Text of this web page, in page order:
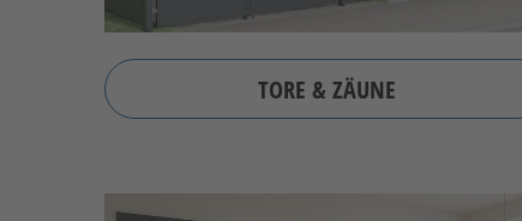
TORE & ZÄUNE